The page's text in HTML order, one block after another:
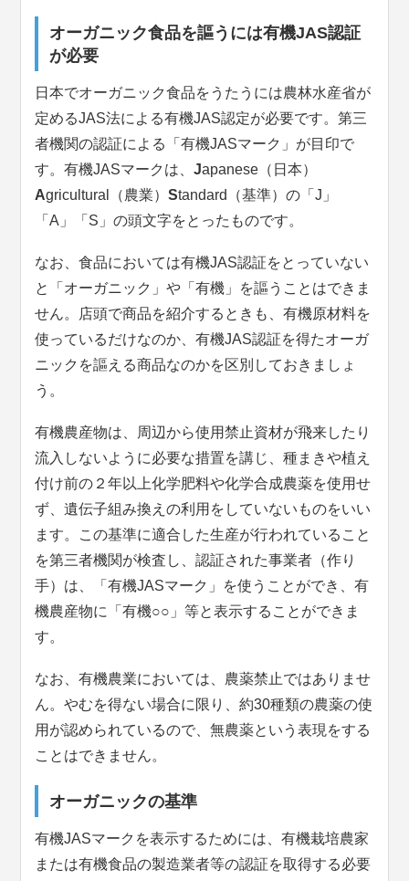
オーガニック食品を謳うには有機JAS認証
が必要
日本でオーガニック食品をうたうには農林水産省が
定めるJAS法による有機JAS認定が必要です。第三
者機関の認証による「有機JASマーク」が目印で
す。有機JASマークは、Japanese（日本）
Agricultural（農業）Standard（基準）の「J」
「A」「S」の頭文字をとったものです。
なお、食品においては有機JAS認証をとっていない
と「オーガニック」や「有機」を謳うことはできま
せん。店頭で商品を紹介するときも、有機原材料を
使っているだけなのか、有機JAS認証を得たオーガ
ニックを謳える商品なのかを区別しておきましょ
う。
有機農産物は、周辺から使用禁止資材が飛来したり
流入しないように必要な措置を講じ、種まきや植え
付け前の２年以上化学肥料や化学合成農薬を使用せ
ず、遺伝子組み換えの利用をしていないものをいい
ます。この基準に適合した生産が行われていること
を第三者機関が検査し、認証された事業者（作り
手）は、「有機JASマーク」を使うことができ、有
機農産物に「有機○○」等と表示することができま
す。
なお、有機農業においては、農薬禁止ではありませ
ん。やむを得ない場合に限り、約30種類の農薬の使
用が認められているので、無農薬という表現をする
ことはできません。
オーガニックの基準
有機JASマークを表示するためには、有機栽培農家
または有機食品の製造業者等の認証を取得する必要